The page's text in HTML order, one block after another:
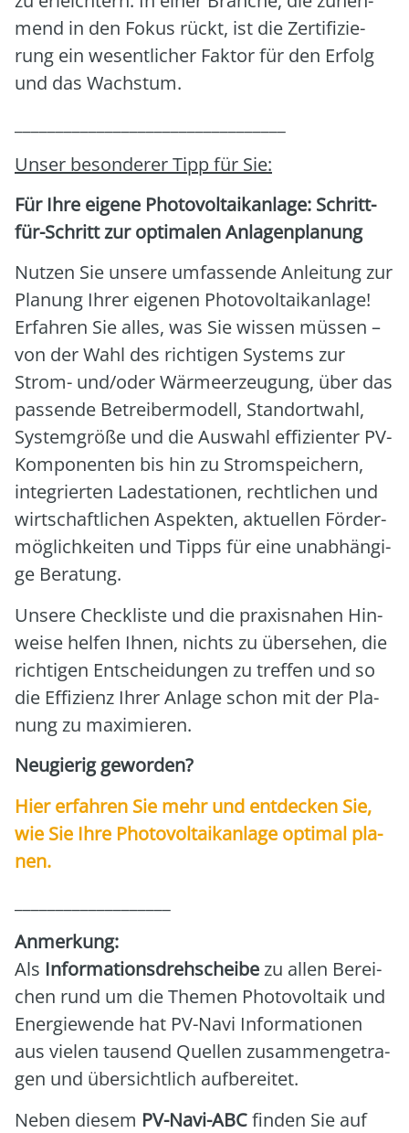
mend in den Fokus rückt, ist die Zer­ti­fi­zie­
rung ein wesent­li­cher Fak­tor für den Erfolg
und das Wachs­tum.
Unser beson­de­rer Tipp für Sie:
Für Ihre eige­ne Pho­to­vol­ta­ik­an­la­ge: Schritt-
für-Schritt zur opti­ma­len Anla­gen­pla­nung
Nut­zen Sie unse­re umfas­sen­de Anlei­tung zur
Pla­nung Ihrer eige­nen Pho­to­vol­ta­ik­an­la­ge!
Erfah­ren Sie alles, was Sie wis­sen müs­sen –
von der Wahl des rich­ti­gen Sys­tems zur
Strom- und/oder Wär­me­er­zeu­gung, über das
pas­sen­de Betrei­ber­mo­dell, Stand­ort­wahl,
Sys­tem­grö­ße und die Aus­wahl effi­zi­en­ter PV-
Kom­po­nen­ten bis hin zu Strom­spei­chern,
inte­grier­ten Lade­sta­tio­nen, recht­li­chen und
wirt­schaft­li­chen Aspek­ten, aktu­el­len För­der­
mög­lich­kei­ten und Tipps für eine unab­hän­gi­
ge Bera­tung.
Unse­re Check­lis­te und die pra­xis­na­hen Hin­
wei­se hel­fen Ihnen, nichts zu über­se­hen, die
rich­ti­gen Ent­schei­dun­gen zu tref­fen und so
die Effi­zi­enz Ihrer Anla­ge schon mit der Pla­
nung zu maxi­mie­ren.
Neu­gie­rig gewor­den?
Hier erfah­ren Sie mehr und ent­de­cken Sie,
wie Sie Ihre Pho­to­vol­ta­ik­an­la­ge opti­mal pla­
nen.
Anmer­kung:
Als Infor­ma­ti­ons­dreh­schei­bezu allen Berei­
chen rund um die The­men Pho­to­vol­ta­ik und
Ener­gie­wen­de hat PV-Navi Infor­ma­tio­nen
aus vie­len tau­send Quel­len zusam­men­ge­tra­
gen und über­sicht­lich auf­be­rei­tet.
Neben die­sem PV-Navi-ABCfin­den Sie auf